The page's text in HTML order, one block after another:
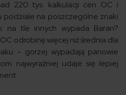
220 tys. kalkulacji cen OC i
podziale na poszczególne znaki
na tle innych wypada Baran?
odrobinę więcej niż średnia dla
– gorzej wypadają panowie
najwyraźniej udaje się lepiej